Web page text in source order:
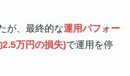
が、最終的な運用パフォー
万円の損失)で運用を停